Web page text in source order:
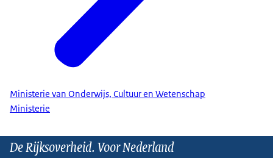
Ministerie van Onderwijs, Cultuur en Wetenschap
Ministerie
De Rijksoverheid. Voor Nederland